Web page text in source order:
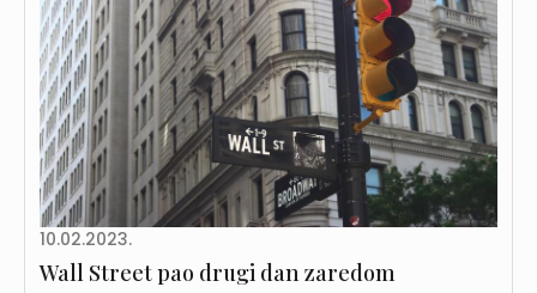
10.02.2023.
Wall Street pao drugi dan zaredom